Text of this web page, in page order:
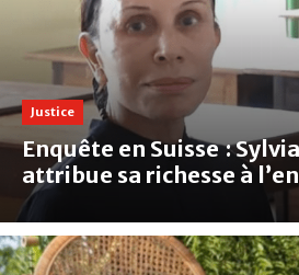
Justice
Enquête en Suisse :
attribue sa richesse à